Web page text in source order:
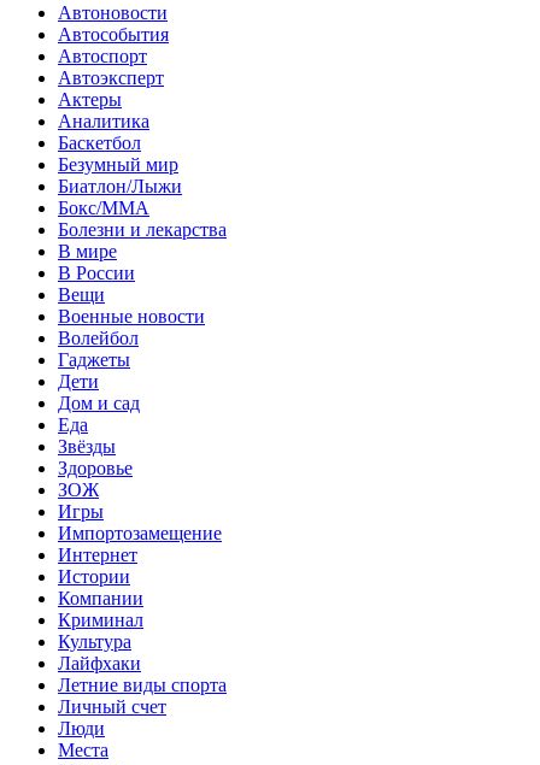
Автоновости
Автособытия
Автоспорт
Автоэксперт
Актеры
Аналитика
Баскетбол
Безумный мир
Биатлон/Лыжи
Бокс/MMA
Болезни и лекарства
В мире
В России
Вещи
Военные новости
Волейбол
Гаджеты
Дети
Дом и сад
Еда
Звёзды
Здоровье
ЗОЖ
Игры
Импортозамещение
Интернет
Истории
Компании
Криминал
Культура
Лайфхаки
Летние виды спорта
Личный счет
Люди
Места